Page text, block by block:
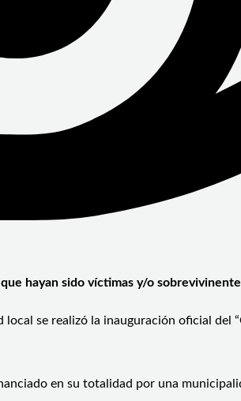
hayan sido víctimas y/o
se realizó la inauguración oficial del
en su totalidad por una